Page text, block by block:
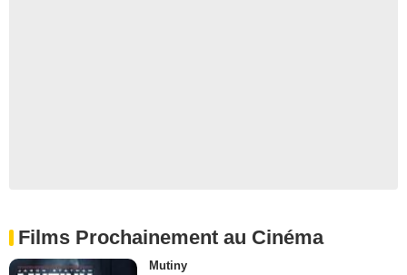
Films Prochainement au Cinéma
Mutiny